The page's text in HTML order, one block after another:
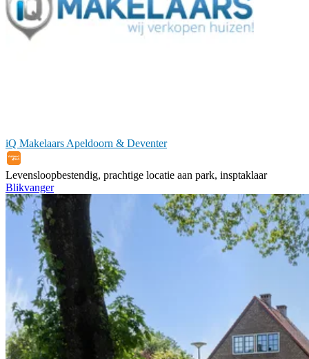
iQ Makelaars Apeldoorn & Deventer
Levensloopbestendig, prachtige locatie aan park, insptaklaar
Blikvanger